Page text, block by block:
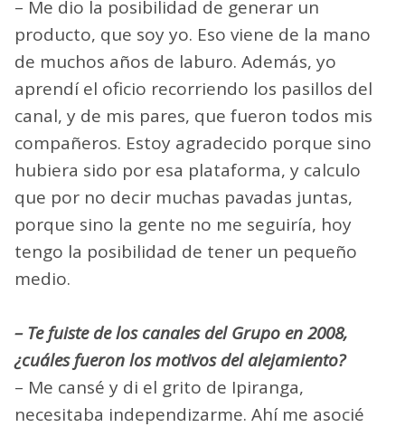
– Me dio la posibilidad de generar un
producto, que soy yo. Eso viene de la mano
de muchos años de laburo. Además, yo
aprendí el oficio recorriendo los pasillos del
canal, y de mis pares, que fueron todos mis
compañeros. Estoy agradecido porque sino
hubiera sido por esa plataforma, y calculo
que por no decir muchas pavadas juntas,
porque sino la gente no me seguiría, hoy
tengo la posibilidad de tener un pequeño
medio.
– Te fuiste de los canales del Grupo en 2008,
¿cuáles fueron los motivos del alejamiento?
– Me cansé y di el grito de Ipiranga,
necesitaba independizarme. Ahí me asocié